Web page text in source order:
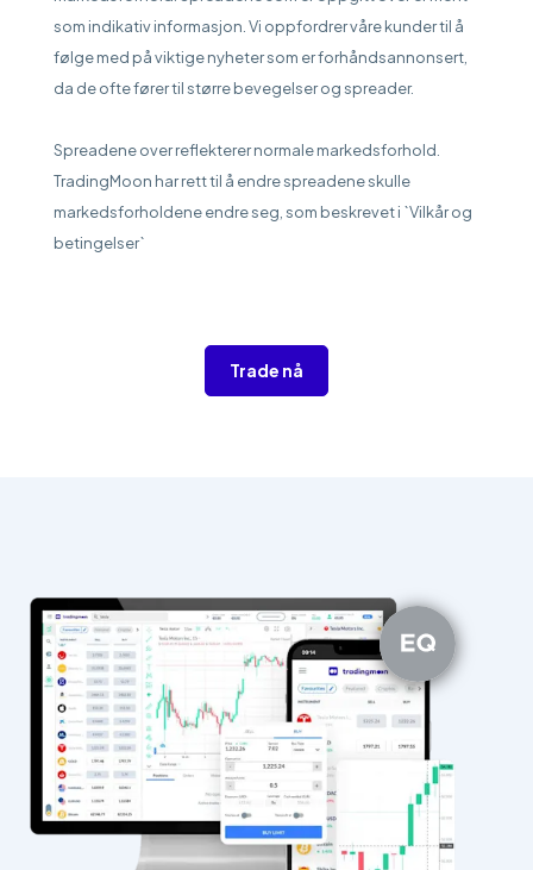
som indikativ informasjon. Vi oppfordrer våre kunder til å
følge med på viktige nyheter som er forhåndsannonsert,
da de ofte fører til større bevegelser og spreader.
Spreadene over reflekterer normale markedsforhold.
TradingMoon har rett til å endre spreadene skulle
markedsforholdene endre seg, som beskrevet i `Vilkår og
betingelser`
Trade nå